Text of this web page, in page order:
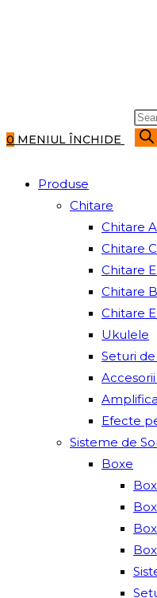
0 MENIUL ÎNCHIDE
Produse
Chitare
Chitare
Chitare
Chitare
Chitare
Chitare
Ukulele
Seturi de
Efecte
Sisteme de
Boxe